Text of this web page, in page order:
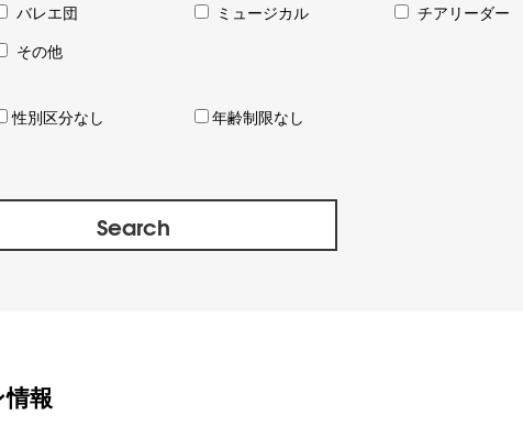
バレエ団 ミュージカル チアリーダー
その他
性別区分なし 年齢制限なし
報